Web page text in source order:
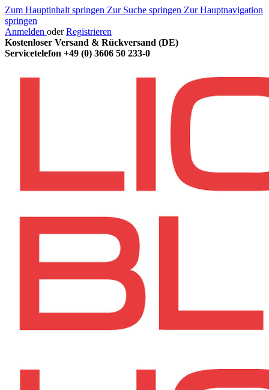
Zum Hauptinhalt springen Zur Suche springen Zur Hauptnavigation
springen
Anmelden oder Registrieren
Kostenloser Versand & Rückversand (DE)
Servicetelefon +49 (0) 3606 50 233-0